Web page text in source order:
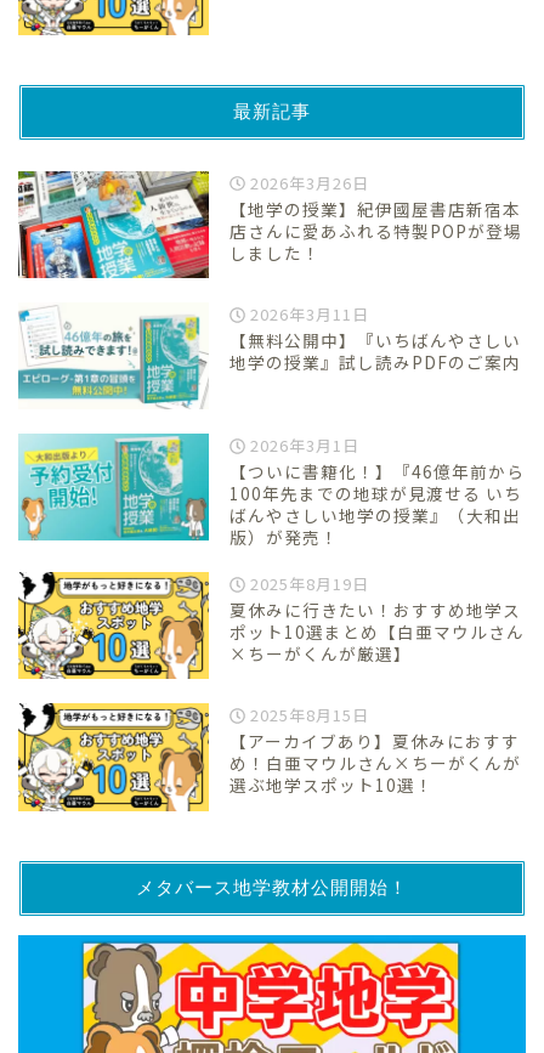
最新記事
2026年3月26日
【地学の授業】紀伊國屋書店新宿本
店さんに愛あふれる特製POPが登場
しました！
2026年3月11日
【無料公開中】『いちばんやさしい
地学の授業』試し読みPDFのご案内
2026年3月1日
【ついに書籍化！】『46億年前から
100年先までの地球が見渡せる いち
ばんやさしい地学の授業』（大和出
版）が発売！
2025年8月19日
夏休みに行きたい！おすすめ地学ス
ポット10選まとめ【白亜マウルさん
×ちーがくんが厳選】
2025年8月15日
【アーカイブあり】夏休みにおすす
め！白亜マウルさん×ちーがくんが
選ぶ地学スポット10選！
メタバース地学教材公開開始！